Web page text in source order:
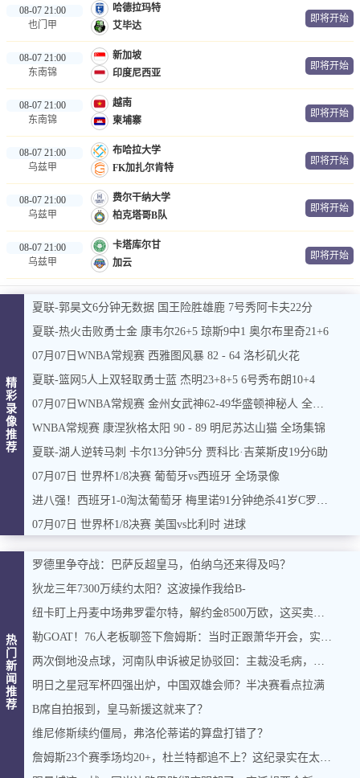
08-07 21:00
也门甲
哈德拉玛特
艾毕达
即将开始
08-07 21:00
东南锦
新加坡
印度尼西亚
即将开始
08-07 21:00
东南锦
越南
柬埔寨
即将开始
08-07 21:00
乌兹甲
布哈拉大学
FK加扎尔肯特
即将开始
08-07 21:00
乌兹甲
费尔干纳大学
柏克塔哥B队
即将开始
08-07 21:00
乌兹甲
卡塔库尔甘
加云
即将开始
精
彩
录
像
推
荐
夏联-郭昊文6分钟无数据 国王险胜雄鹿 7号秀阿卡夫22分
夏联-热火击败勇士金 康韦尔26+5 琼斯9中1 奥尔布里奇21+6
07月07日WNBA常规赛 西雅图风暴 82 - 64 洛杉矶火花
夏联-篮网5人上双轻取勇士蓝 杰明23+8+5 6号秀布朗10+4
07月07日WNBA常规赛 金州女武神62-49华盛顿神秘人 全场集锦
WNBA常规赛 康涅狄格太阳 90 - 89 明尼苏达山猫 全场集锦
夏联-湖人逆转马刺 卡尔13分钟5分 贾科比·吉莱斯皮19分6助
07月07日 世界杯1/8决赛 葡萄牙vs西班牙 全场录像
进八强！西班牙1-0淘汰葡萄牙 梅里诺91分钟绝杀41岁C罗最后一舞
07月07日 世界杯1/8决赛 美国vs比利时 进球
热
门
新
闻
推
荐
罗德里争夺战：巴萨反超皇马，伯纳乌还来得及吗？
狄龙三年7300万续约太阳？这波操作我给B-
纽卡盯上丹麦中场弗罗霍尔特，解约金8500万欧，这买卖能成吗？
勒GOAT！76人老板聊签下詹姆斯：当时正跟萧华开会，实在憋不住，直接打断走人
两次倒地没点球，河南队申诉被足协驳回：主裁没毛病，英博没占便宜
明日之星冠军杯四强出炉，中国双雄会师？半决赛看点拉满
B席自拍报到，皇马新援这就来了？
维尼修斯续约僵局，弗洛伦蒂诺的算盘打错了？
詹姆斯23个赛季场均20+，杜兰特都追不上？这纪录实在太硬了